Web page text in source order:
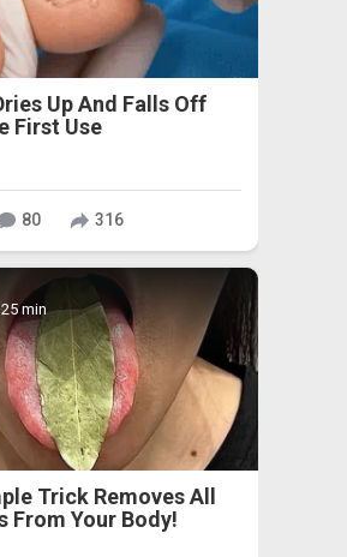
Up And Falls Off
First Use
80 316
min
Trick Removes All
From Your Body!